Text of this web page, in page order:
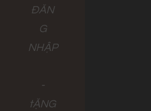
ĐĂN
G
NHẬP
-
tẶNG